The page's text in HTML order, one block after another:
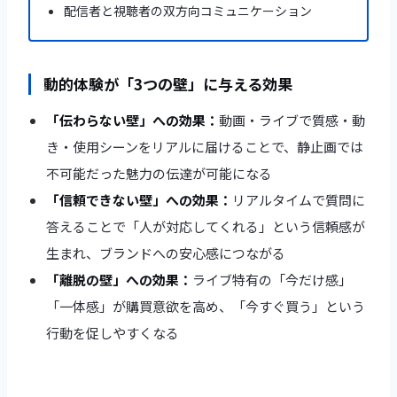
配信者と視聴者の双方向コミュニケーション
動的体験が「3つの壁」に与える効果
「伝わらない壁」への効果： 動画・ライブで質感・動
き・使用シーンをリアルに届けることで、静止画では
不可能だった魅力の伝達が可能になる
「信頼できない壁」への効果： リアルタイムで質問に
答えることで「人が対応してくれる」という信頼感が
生まれ、ブランドへの安心感につながる
「離脱の壁」への効果： ライブ特有の「今だけ感」
「一体感」が購買意欲を高め、「今すぐ買う」という
行動を促しやすくなる